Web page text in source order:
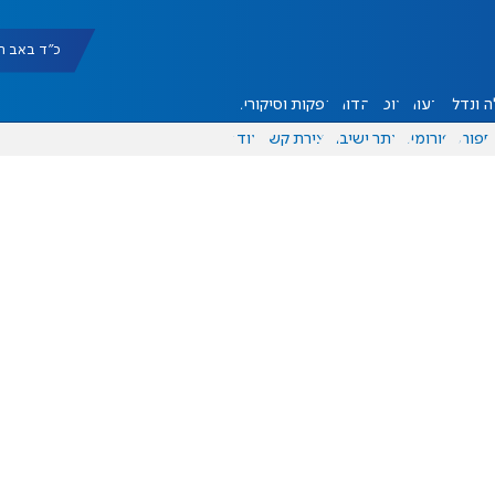
כ"ד באב תשפ"ו
ונדל"ן דעות אוכל יהדות הפקות וסיקורים
ספורט פורומים אתר ישיבה יצירת קשר עוד